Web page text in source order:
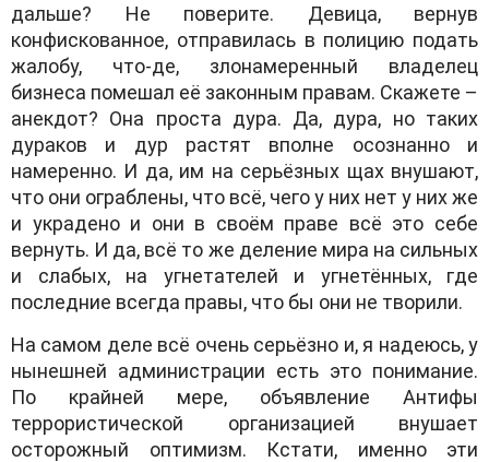
дальше? Не поверите. Девица, вернув
конфискованное, отправилась в полицию подать
жалобу, что-де, злонамеренный владелец
бизнеса помешал её законным правам. Скажете –
анекдот? Она проста дура. Да, дура, но таких
дураков и дур растят вполне осознанно и
намеренно. И да, им на серьёзных щах внушают,
что они ограблены, что всё, чего у них нет у них же
и украдено и они в своём праве всё это себе
вернуть. И да, всё то же деление мира на сильных
и слабых, на угнетателей и угнетённых, где
последние всегда правы, что бы они не творили.
На самом деле всё очень серьёзно и, я надеюсь, у
нынешней администрации есть это понимание.
По крайней мере, объявление Антифы
террористической организацией внушает
осторожный оптимизм. Кстати, именно эти